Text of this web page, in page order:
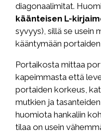
diagonaalimitat.
käänteisen L-
syvyys), sillä se usein
kääntymään
Portaikosta mittaa
kapeimmasta että
portaiden korkeus,
mutkien ja
huomiota hankaliin
tilaa on usein